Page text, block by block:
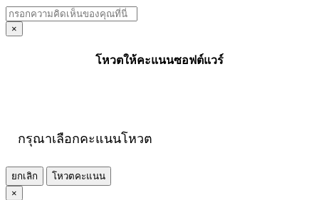
×
โหวตให้คะแนนซอฟต์แวร์
กรุณาเลือกคะแนนโหวต
ยกเลิก
โหวตคะแนน
×